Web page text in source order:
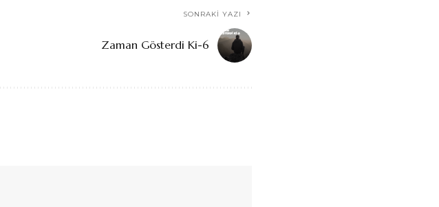
SONRAKI YAZI
Zaman Gösterdi Ki-6